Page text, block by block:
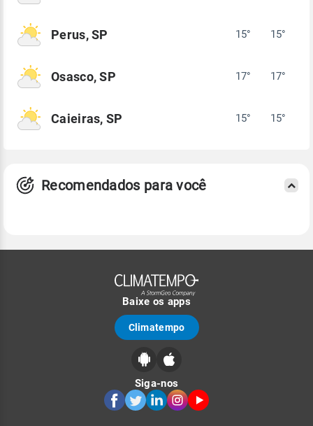
Perus, SP 15° 15°
Osasco, SP 17° 17°
Caieiras, SP 15° 15°
Recomendados para você
Baixe os apps
Climatempo
Siga-nos